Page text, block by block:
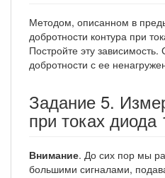
Методом, описанном в
добротности контура при
Постройте эту
добротности с ее
Задание 5.
при токах
Внимание. До сих пор мы
большими сигналами,